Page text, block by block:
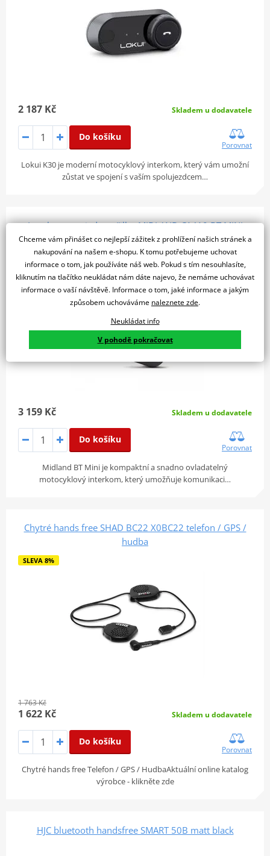
2 187 Kč Skladem u dodavatele
Do košíku
Porovnat
Lokui K30 je moderní motocyklový interkom, který vám umožní
zůstat ve spojení s vaším spolujezdcem…
Interkom pro jednu přilbu MIDLAND C1410 BT MINI
3 159 Kč Skladem u dodavatele
Do košíku
Porovnat
Midland BT Mini je kompaktní a snadno ovladatelný
motocyklový interkom, který umožňuje komunikaci…
Chytré hands free SHAD BC22 X0BC22 telefon / GPS /
hudba
SLEVA 8%
1 763 Kč
1 622 Kč Skladem u dodavatele
Do košíku
Porovnat
Chytré hands free Telefon / GPS / HudbaAktuální online katalog
výrobce - klikněte zde
HJC bluetooth handsfree SMART 50B matt black
Chceme vám přinášet co nejlepší zážitek z prohlížení našich stránek a
nakupování na našem e-shopu. K tomu potřebujeme uchovat
informace o tom, jak používáte náš web. Pokud s tím nesouhlasíte,
kliknutím na tlačítko neukládat nám dáte najevo, že nemáme uchovávat
informace o vaší návštěvě. Informace o tom, jaké informace a jakým
způsobem uchováváme naleznete zde.
Neukládat info
V pohodě pokračovat